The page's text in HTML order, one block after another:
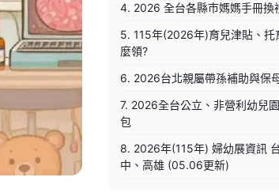
4. 2026 全台各縣市媽媽手冊換
5. 115年(2026年)育兒津貼、托
麼領?
6. 2026台北親屬帶孫補助與保
7. 2026全台公立、非營利幼兒
包
8. 2026年(115年) 婦幼展資訊
中、高雄 (05.06更新)